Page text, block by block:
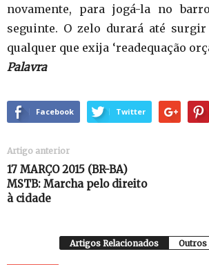
novamente, para jogá-la no
seguinte. O zelo durará até
qualquer que exija ‘readequação
Palavra
Facebook Twitter
Artigo anterior
17 MARÇO 2015 (BR-BA)
MSTB: Marcha pelo direito
à cidade
Artigos Relacionados